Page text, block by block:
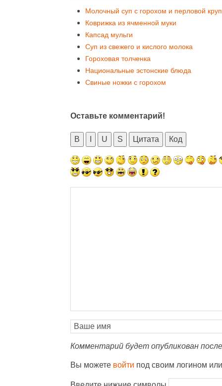
Молочный суп с горохом и перловой
Коврижка из ячменной муки
Капсад мульги
Суп из свежего и кислого молока
Гороховая толченка
Национальные эстонские блюда
Свиные ножки с горохом
Оставьте комментарий!
B U S Цитата Код
Комментарий будет опубликован
Вы можете войти под своим логином или